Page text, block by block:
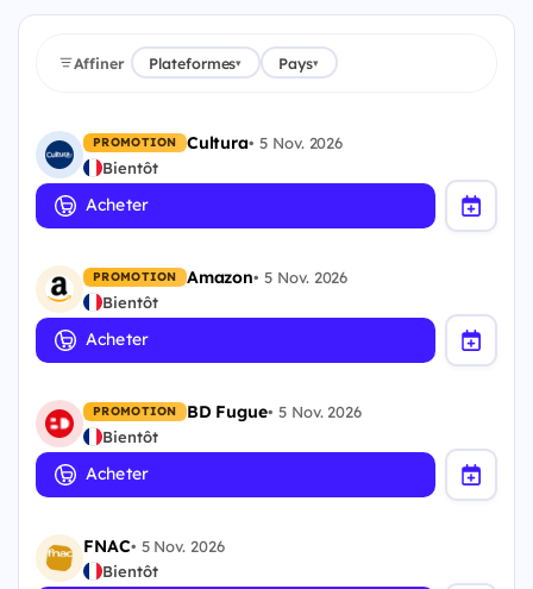
Affiner Plateformes▾ Pays▾
PROMOTION Cultura•5 Nov. 2026
Bientôt
Acheter
PROMOTION Amazon•5 Nov. 2026
Bientôt
Acheter
PROMOTION BD Fugue• 5 Nov. 2026
Bientôt
Acheter
FNAC• 5 Nov. 2026
Bientôt